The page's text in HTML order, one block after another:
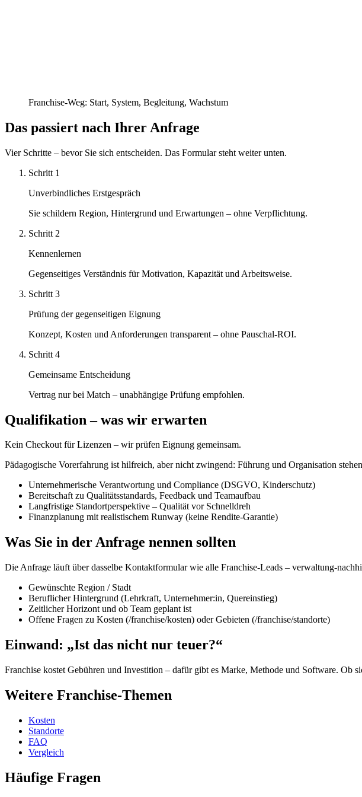
Franchise-Weg: Start, System, Begleitung, Wachstum
Das passiert nach Ihrer Anfrage
Vier Schritte – bevor Sie sich entscheiden. Das Formular steht weiter unten.
Schritt 1
Unverbindliches Erstgespräch
Sie schildern Region, Hintergrund und Erwartungen – ohne Verpflichtung.
Schritt 2
Kennenlernen
Gegenseitiges Verständnis für Motivation, Kapazität und Arbeitsweise.
Schritt 3
Prüfung der gegenseitigen Eignung
Konzept, Kosten und Anforderungen transparent – ohne Pauschal-ROI.
Schritt 4
Gemeinsame Entscheidung
Vertrag nur bei Match – unabhängige Prüfung empfohlen.
Qualifikation – was wir erwarten
Kein Checkout für Lizenzen – wir prüfen Eignung gemeinsam.
Pädagogische Vorerfahrung ist hilfreich, aber nicht zwingend: Führung und Organisation
Unternehmerische Verantwortung und Compliance (DSGVO, Kinderschutz)
Bereitschaft zu Qualitätsstandards, Feedback und Teamaufbau
Langfristige Standortperspektive – Qualität vor Schnelldreh
Finanzplanung mit realistischem Runway (keine Rendite-Garantie)
Was Sie in der Anfrage nennen sollten
Die Anfrage läuft über dasselbe Kontaktformular wie alle Franchise-Leads – verwaltung-
Gewünschte Region / Stadt
Beruflicher Hintergrund (Lehrkraft, Unternehmer:in, Quereinstieg)
Zeitlicher Horizont und ob Team geplant ist
Offene Fragen zu Kosten (/franchise/kosten) oder Gebieten (/franchise/standorte)
Einwand: „Ist das nicht nur teuer?“
Franchise kostet Gebühren und Investition – dafür gibt es Marke, Methode und Software. Ob
Weitere Franchise-Themen
Kosten
Standorte
FAQ
Vergleich
Häufige Fragen